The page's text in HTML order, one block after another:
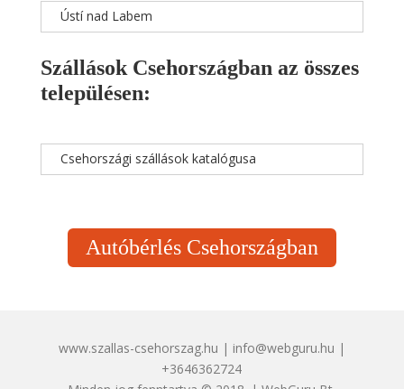
Ústí nad Labem
Szállások Csehországban az összes
településen:
Csehországi szállások katalógusa
Autóbérlés Csehországban
www.szallas-csehorszag.hu | info@webguru.hu |
+3646362724